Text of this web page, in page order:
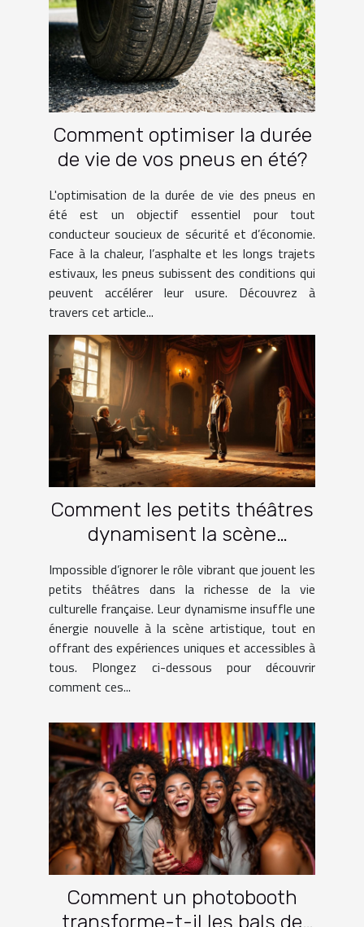
Comment optimiser la durée
de vie de vos pneus en été?
L'optimisation de la durée de vie des pneus en
été est un objectif essentiel pour tout
conducteur soucieux de sécurité et d’économie.
Face à la chaleur, l’asphalte et les longs trajets
estivaux, les pneus subissent des conditions qui
peuvent accélérer leur usure. Découvrez à
travers cet article...
Comment les petits théâtres
dynamisent la scène
Impossible d’ignorer le rôle vibrant que jouent les
petits théâtres dans la richesse de la vie
culturelle française. Leur dynamisme insuffle une
énergie nouvelle à la scène artistique, tout en
offrant des expériences uniques et accessibles à
tous. Plongez ci-dessous pour découvrir
comment ces...
Comment un photobooth
transforme-t-il les bals de